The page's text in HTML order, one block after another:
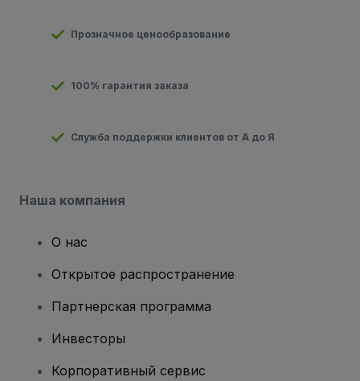
Прозначное ценообразование
100% гарантия заказа
Служба поддержки клиентов от А до Я
Наша компания
О нас
Открытое распространение
Партнерская программа
Инвесторы
Корпоративный сервис